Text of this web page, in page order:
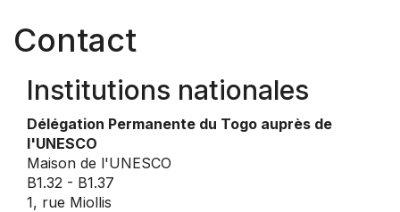
Contact
Institutions nationales
Délégation Permanente du Togo auprès de
l'UNESCO
Maison de l'UNESCO
B1.32 - B1.37
1, rue Miollis